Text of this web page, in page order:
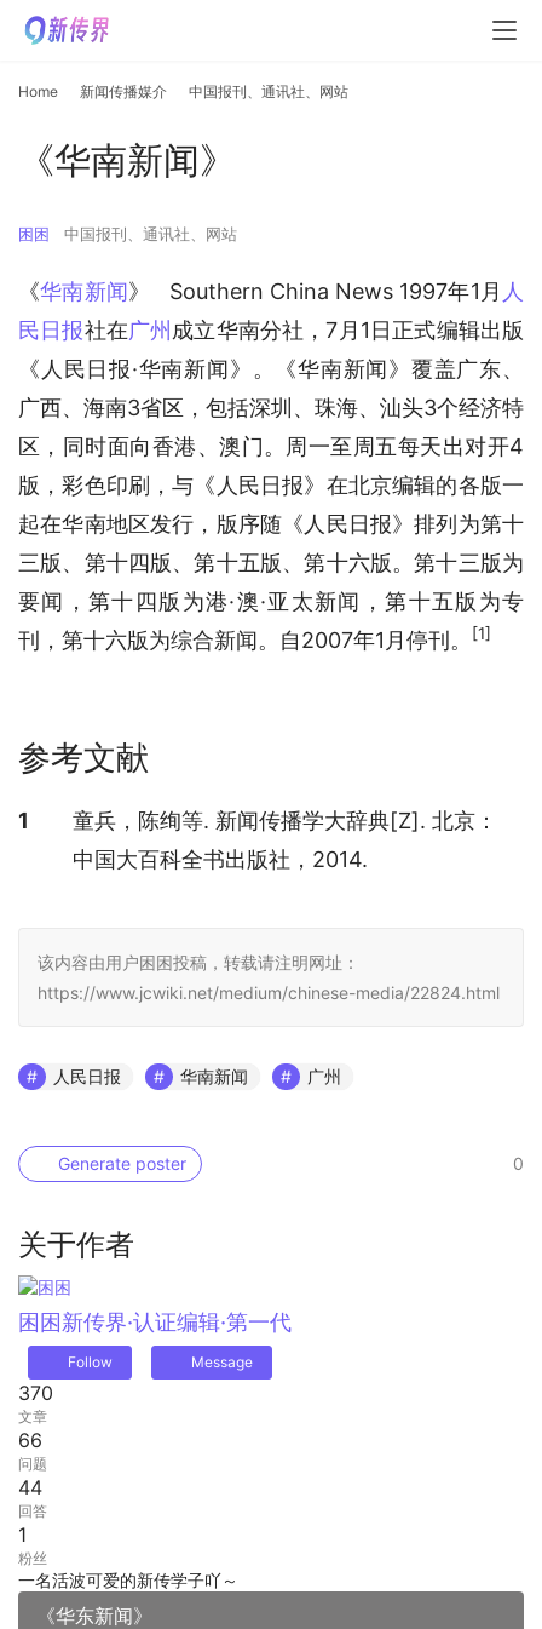
Home 新闻传播媒介 中国报刊、通讯社、网站
《华南新闻》
困困 中国报刊、通讯社、网站
《华南新闻》   Southern China News 1997年1月 人
民日报社在广州 成立华南分社，7月1日正式编辑出版
《人民日报·华南新闻》。《华南新闻》覆盖广东、
广西、海南3省区，包括深圳、珠海、汕头3个经济特
区，同时面向香港、澳门。周一至周五每天出对开4
版，彩色印刷，与《人民日报》在北京编辑的各版一
起在华南地区发行，版序随《人民日报》排列为第十
三版、第十四版、第十五版、第十六版。第十三版为
要闻，第十四版为港·澳·亚太新闻，第十五版为专
刊，第十六版为综合新闻。自2007年1月停刊。
[1]
参考文献
参考文献
1
童兵，陈绚等. 新闻传播学大辞典[Z]. 北京：
中国大百科全书出版社，2014.
该内容由用户困困投稿，转载请注明网址：
https://www.jcwiki.net/medium/chinese-media/22824.html
人民日报 华南新闻 广州
0
Generate poster
关于作者
困困新传界·认证编辑·第一代
Follow Message
370
文章
66
问题
44
回答
1
粉丝
一名活波可爱的新传学子吖～
《华东新闻》